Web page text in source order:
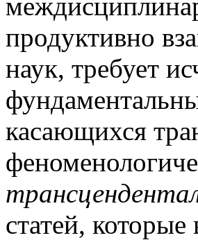
продуктивно
наук, требует
касающихся
статей,